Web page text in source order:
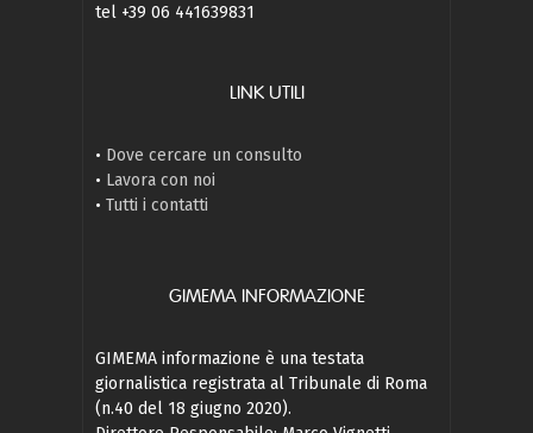
tel +39 06 441639831
LINK UTILI
• Dove cercare un consulto
• Lavora con noi
• Tutti i contatti
GIMEMA INFORMAZIONE
GIMEMA informazione è una testata
giornalistica registrata al Tribunale di Roma
(n.40 del 18 giugno 2020).